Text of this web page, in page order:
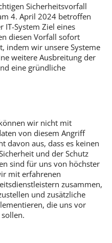
Sicherheitsvorfall
4. April 2024 betroffen
IT-System Ziel eines
diesen Vorfall sofort
indem wir unsere Systeme
weitere Ausbreitung der
eine gründliche
wir nicht mit
von diesem Angriff
davon aus, dass es keinen
und der Schutz
sind für uns von höchster
mit erfahrenen
zusammen,
und zusätzliche
die uns vor